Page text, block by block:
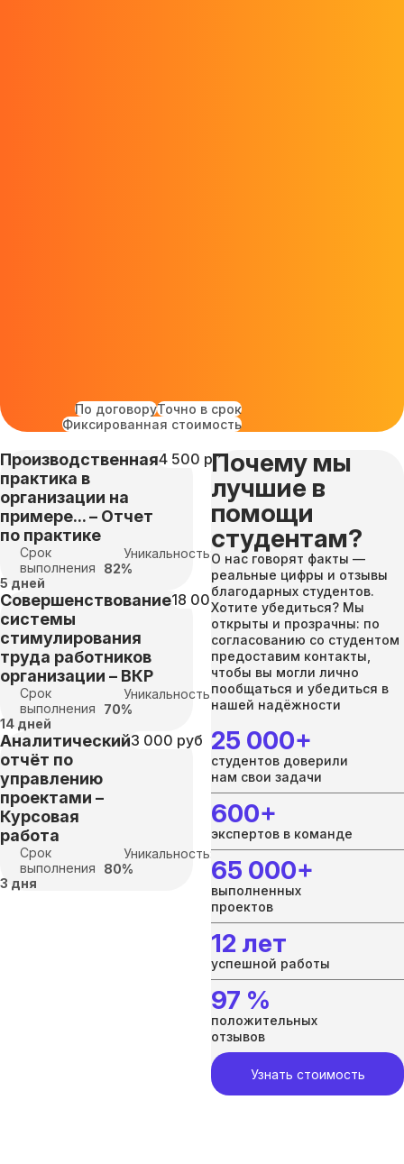
По договоруТочно в срок
Фиксированная стоимость
Производственная
практика в
организации на
примере... – Отчет
по практике
4 500 руб
Срок
выполнения
5 дней
Уникальность:
82%
Совершенствование
системы
стимулирования
труда работников
организации – ВКР
18 000 руб
Срок
выполнения
14 дней
Уникальность:
70%
Аналитический
отчёт по
управлению
проектами –
Курсовая
работа
3 000 руб
Срок
выполнения
3 дня
Уникальность:
80%
Почему мы
лучшие в
помощи
студентам?
О нас говорят факты —
реальные цифры и отзывы
благодарных студентов.
Хотите убедиться? Мы
открыты и прозрачны: по
согласованию со студентом
предоставим контакты,
чтобы вы могли лично
пообщаться и убедиться в
нашей надёжности
25 000+
студентов доверили
нам свои задачи
600+
экспертов в команде
65 000+
выполненных
проектов
12 лет
успешной работы
97 %
положительных
отзывов
Узнать стоимость